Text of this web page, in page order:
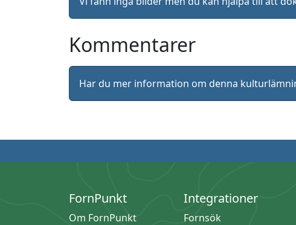
Kommentarer
Har du mer information om denna
FornPunkt
Om FornPunkt
Integrationer
Fornsök